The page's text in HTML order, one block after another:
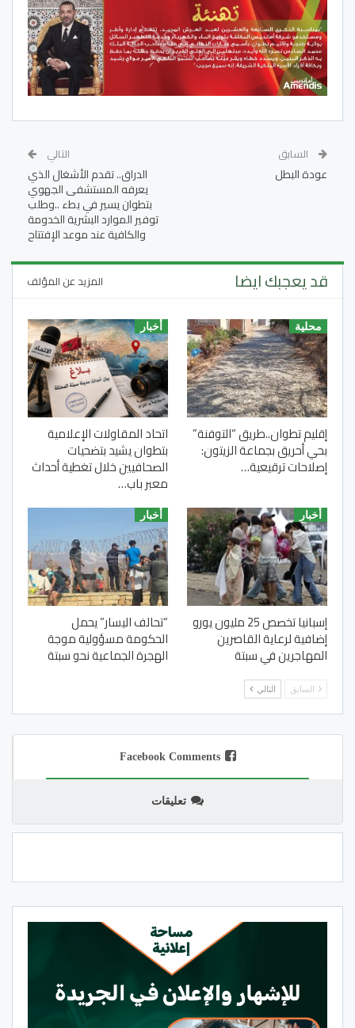
السابق
عودة البطل
التالي
الدراق.. تقدم الأشغال الذي
يعرفه المستشفى الجهوي
بتطوان يسير في بطء ..وطلب
توفير الموارد البشرية الخدومة
والكافية عند موعد الإفتتاح
قد يعجبك ايضا المزيد عن المؤلف
محلية
إقليم تطوان..طريق “التوفنة”
بحي أحريق بجماعة الزيتون:
إصلاحات ترقيعية…
أخبار
اتحاد المقاولات الإعلامية
بتطوان يشيد بتضحيات
الصحافيين خلال تغطية أحداث
معبر باب…
أخبار
إسبانيا تخصص 25 مليون يورو
إضافية لرعاية القاصرين
المهاجرين في سبتة
أخبار
“تحالف اليسار” يحمل
الحكومة مسؤولية موجة
الهجرة الجماعية نحو سبتة
السابق التالي
Facebook Comments
تعليقات